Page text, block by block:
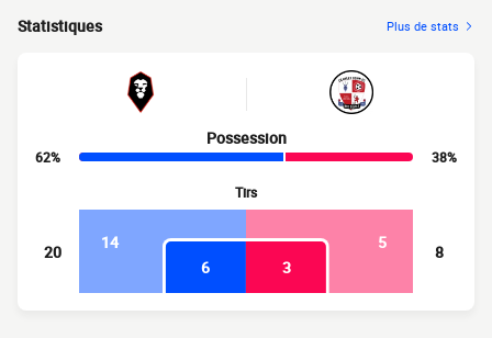
Statistiques Plus de stats
Possession
62%
38%
Tirs
20 14
5
6
3
8